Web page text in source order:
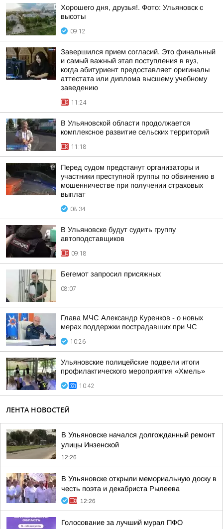
Хорошего дня, друзья!. Фото: Ульяновск с
высоты
09:12
Завершился прием согласий. Это финальный
и самый важный этап поступления в вуз,
когда абитуриент предоставляет оригиналы
аттестата или диплома высшему учебному
заведению
11:24
В Ульяновской области продолжается
комплексное развитие сельских территорий
11:18
Перед судом предстанут организаторы и
участники преступной группы по обвинению в
мошенничестве при получении страховых
выплат
08:34
В Ульяновске будут судить группу
автоподставщиков
09:18
Бегемот запросил присяжных
08:07
Глава МЧС Александр Куренков - о новых
мерах поддержки пострадавших при ЧС
10:26
Ульяновские полицейские подвели итоги
профилактического мероприятия «Хмель»
10:42
ЛЕНТА НОВОСТЕЙ
В Ульяновске начался долгожданный ремонт
улицы Инзенской
12:26
В Ульяновске открыли мемориальную доску в
честь поэта и декабриста Рылеева
12:26
Голосование за лучший мурал ПФО